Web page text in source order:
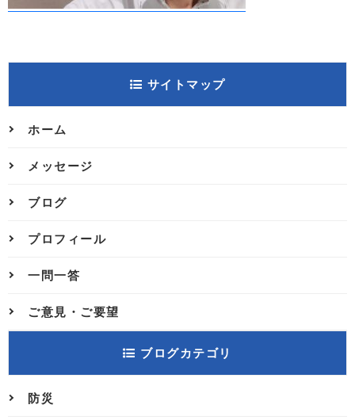
サイトマップ
ホーム
メッセージ
ブログ
プロフィール
一問一答
ご意見・ご要望
ブログカテゴリ
防災